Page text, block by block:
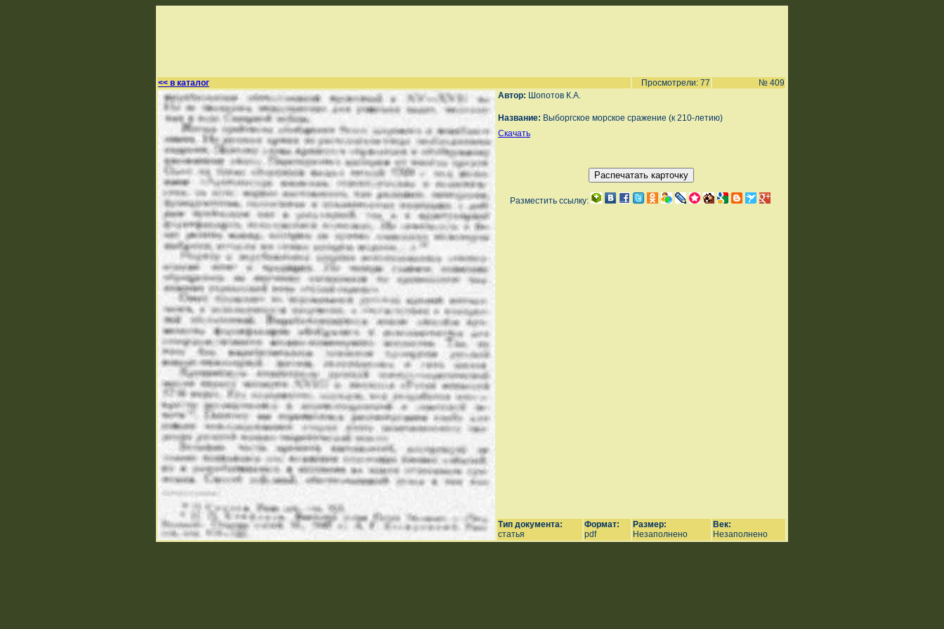
<< в каталог Просмотрели: 77
№ 409
Автор: Шопотов К.А.
Название: Выборгское морское сражение (к 210-летию)
Скачать
Разместить ссылку:
Тип документа:
статья
Формат:
pdf
Размер:
Незаполнено
Век:
Незаполнено